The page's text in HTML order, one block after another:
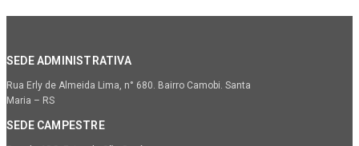
SEDE ADMINISTRATIVA
Rua Erly de Almeida Lima, n° 680. Bairro Camobi. Santa
Maria – RS
SEDE CAMPESTRE